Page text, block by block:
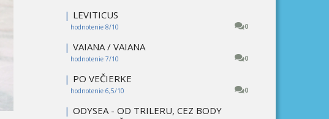
| LEVITICUS
0
hodnotenie 8/10
| VAIANA / VAIANA
0
hodnotenie 7/10
| PO VEČIERKE
0
hodnotenie 6,5/10
| ODYSEA - OD TRILERU, CEZ BODY